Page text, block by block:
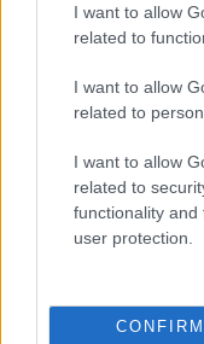
I want to allow
related to
I want to allow
related to
I want to allow
related to
functionality
user protection.
CONFIRM